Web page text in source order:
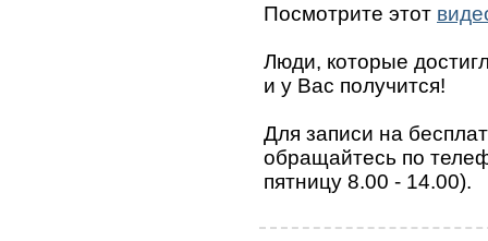
Посмотрите этот
Люди, которые
и у Вас получится!
Для записи на
обращайтесь по
пятницу 8.00 - 14.00).